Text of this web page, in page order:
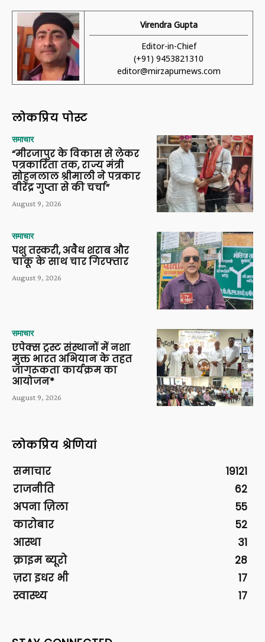
Virendra Gupta
Editor-in-Chief
(+91) 9453821310
editor@mirzapurnews.com
लोकप्रिय पोस्ट
समाचार
“मीरजापुर के विकास से लेकर
पत्रकारिता तक, राज्य मंत्री
सोहनलाल श्रीमाली ने पत्रकार
वीरेंद्र गुप्ता से की चर्चा”
August 9, 2026
समाचार
पशु तस्करी, अवैध शराब और
चाकू के साथ चार गिरफ्तार
August 9, 2026
समाचार
एपेक्स ट्रस्ट संस्थानों में नशा
मुक्त भारत अभियान के तहत
जागरूकता कार्यक्रम का
आयोजन*
August 9, 2026
लोकप्रिय श्रेणियां
समाचार
19121
राजनीति
62
अपना ज़िला
55
कारोबार
52
आस्था
31
क्राइम ब्यूरो
28
ज़रा इधर भी
17
स्वास्थ्य
17